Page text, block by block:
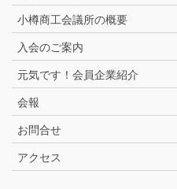
小樽商工会議所の概要
入会のご案内
元気です！会員企業紹介
会報
お問合せ
アクセス